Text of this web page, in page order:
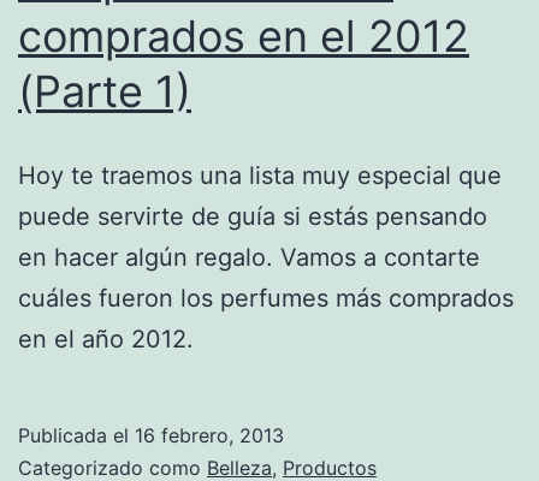
comprados en el 2012
(Parte 1)
Hoy te traemos una lista muy especial que
puede servirte de guía si estás pensando
en hacer algún regalo. Vamos a contarte
cuáles fueron los perfumes más comprados
en el año 2012.
Publicada el 16 febrero, 2013
Categorizado como Belleza, Productos